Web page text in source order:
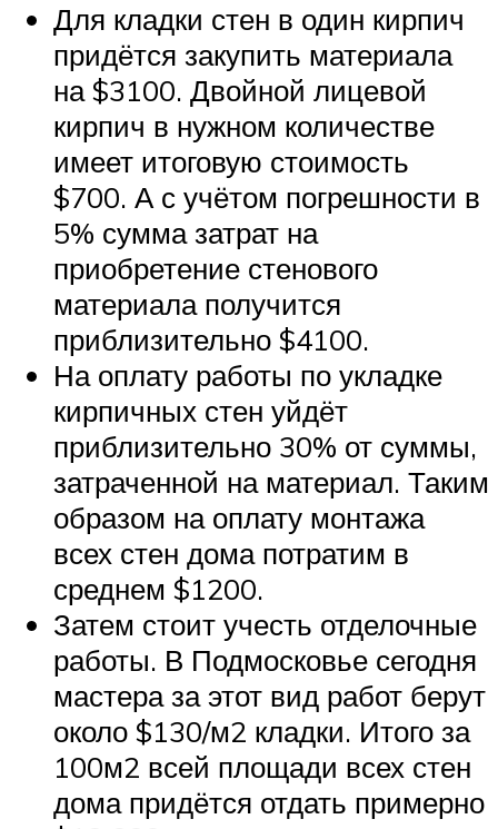
Для кладки стен в один кирпич
придётся закупить материала
на $3100. Двойной лицевой
кирпич в нужном количестве
имеет итоговую стоимость
$700. А с учётом погрешности в
5% сумма затрат на
приобретение стенового
материала получится
приблизительно $4100.
На оплату работы по укладке
кирпичных стен уйдёт
приблизительно 30% от суммы,
затраченной на материал. Таким
образом на оплату монтажа
всех стен дома потратим в
среднем $1200.
Затем стоит учесть отделочные
работы. В Подмосковье сегодня
мастера за этот вид работ берут
около $130/м2 кладки. Итого за
100м2 всей площади всех стен
дома придётся отдать примерно